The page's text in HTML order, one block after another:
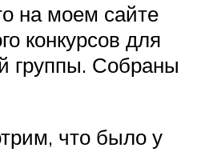
на моем сайте
конкурсов для
группы. Собраны
что было у